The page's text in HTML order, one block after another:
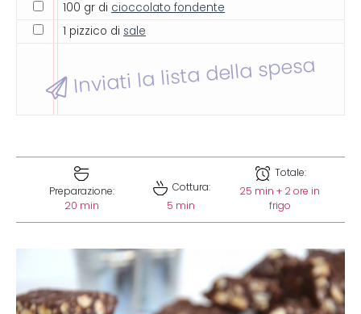
100 gr di cioccolato fondente
1 pizzico di sale
Inviati la lista della spesa
Preparazione:
20 min
Cottura:
5 min
Totale:
25 min + 2 ore in
frigo